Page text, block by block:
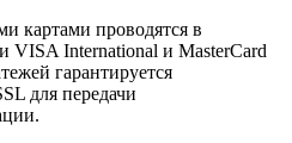
картами проводятся в
VISA International и MasterCard
гарантируется
для передачи